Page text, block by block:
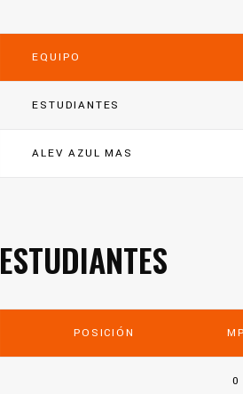
EQUIPO
ESTUDIANTES
ALEV AZUL MAS
ESTUDIANTES
POSICIÓN MP
0